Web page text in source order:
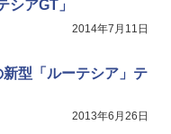
シアGT」
2014年7月11日
型「ルーテシア」テ
2013年6月26日